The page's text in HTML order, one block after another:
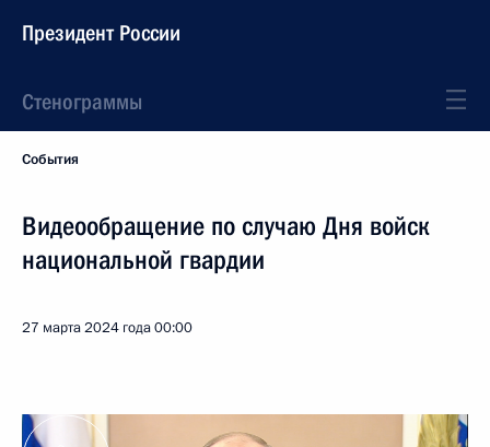
Президент России
Стенограммы
События
Видеообращение по случаю Дня войск
национальной гвардии
27 марта 2024 года00:00